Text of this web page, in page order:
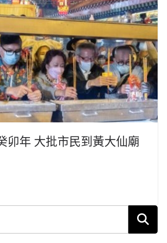
卯年 大批市民到黃大仙廟